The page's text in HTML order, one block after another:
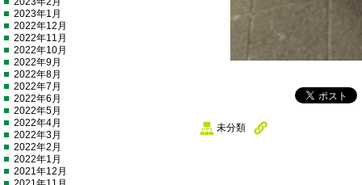
未分類
2023年1月
2022年12月
2022年11月
2022年10月
2022年9月
2022年8月
2022年7月
2022年6月
2022年5月
2022年4月
2022年3月
2022年2月
2022年1月
2021年12月